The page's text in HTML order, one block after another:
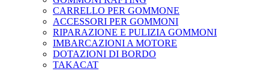
CARRELLO PER GOMMONE
ACCESSORI PER GOMMONI
RIPARAZIONE E PULIZIA GOMMONI
IMBARCAZIONI A MOTORE
DOTAZIONI DI BORDO
TAKACAT